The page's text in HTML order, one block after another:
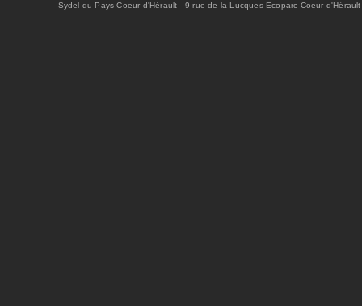
Sydel du Pays Coeur d'Hérault - 9 rue de la Lucques Ecoparc Coeur